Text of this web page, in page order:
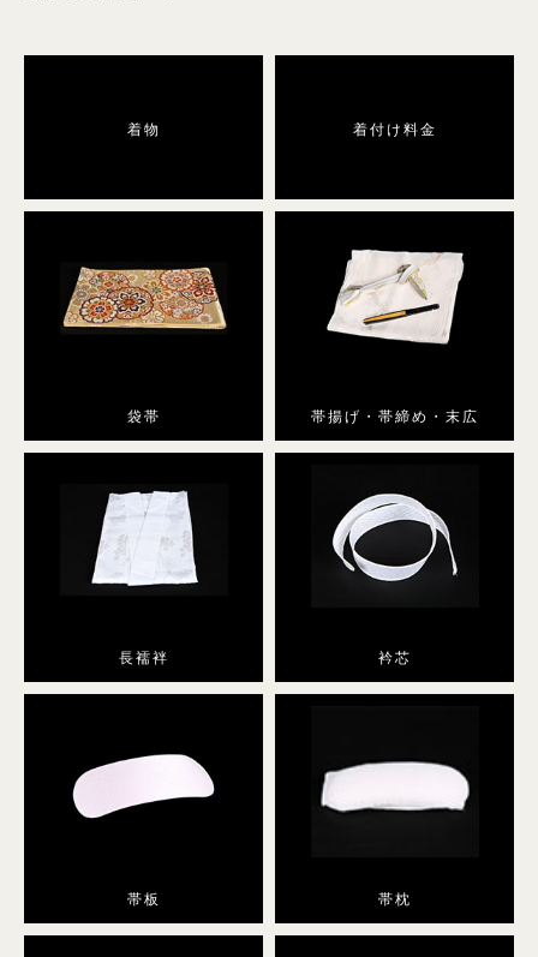
絽の商品一覧へ
男性用着物の商品一覧へ
小紋
プラン・料金
袴レンタル
着物 着付け料金
袋帯 帯揚げ・帯締め・末広
長襦袢 衿芯
帯板 帯枕